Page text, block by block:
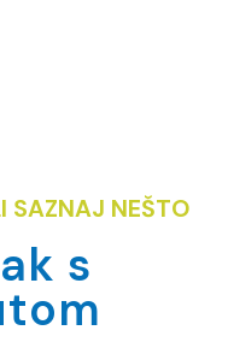
SAZNAJ NEŠTO
s